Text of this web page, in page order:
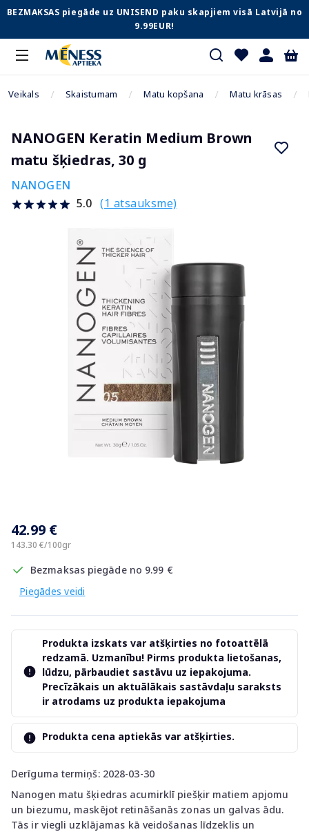
BEZMAKSAS piegāde uz UNISEND paku skapjiem visā Latvijā no
9.99EUR!
Veikals Skaistumam Matu kopšana Matu krāsas
NANOGEN Keratin Medium Brown
matu šķiedras, 30 g
NANOGEN
5.0 (1 atsauksme)
42.99 €
143.30 €/100gr
Bezmaksas piegāde no 9.99 €
Piegādes veidi
Derīguma termiņš: 2028-03-30
Nanogen matu šķiedras acumirklī piešķir matiem apjomu
un biezumu, maskējot retināšanās zonas un galvas ādu.
Tās ir viegli uzklājamas kā veidošanas līdzeklis un
Produkta izskats var atšķirties no fotoattēlā
redzamā. Uzmanību! Pirms produkta lietošanas,
lūdzu, pārbaudiet sastāvu uz iepakojuma.
Precīzākais un aktuālākais sastāvdaļu saraksts
ir atrodams uz produkta iepakojuma
Produkta cena aptiekās var atšķirties.